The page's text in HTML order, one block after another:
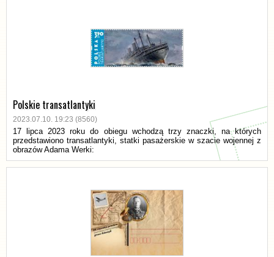
Polskie transatlantyki
2023.07.10. 19:23 (8560)
17 lipca 2023 roku do obiegu wchodzą trzy znaczki, na których
przedstawiono transatlantyki, statki pasażerskie w szacie wojennej z
obrazów Adama Werki: